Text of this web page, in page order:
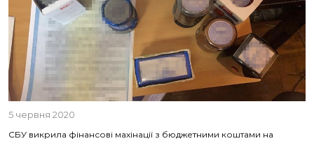
5 червня 2020
СБУ викрила фінансові махінації з бюджетними коштами на